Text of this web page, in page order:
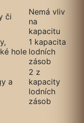
či
Nemá vliv
na
kapacitu
hole
1 kapacita
lodních
zásob
a
2 z
kapacity
lodních
zásob